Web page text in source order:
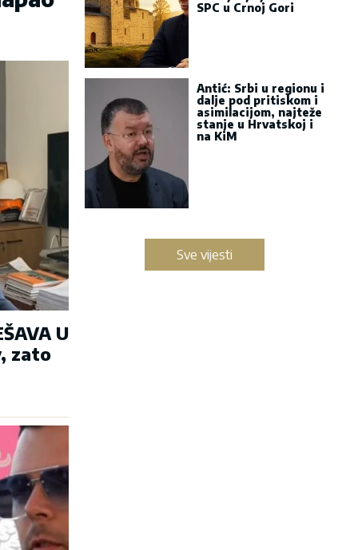
U
zato
SPC u Crnoj Gori
Antić: Srbi u regionu i
dalje pod pritiskom i
asimilacijom, najteže
stanje u Hrvatskoj i
na KiM
Sve vijesti